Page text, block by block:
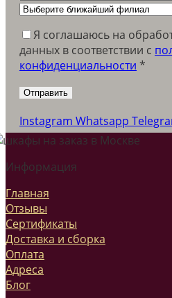
Я соглашаюсь на
данных в соответствии c
конфиденциальности *
Instagram Whatsapp
Информация
Главная
Отзывы
Сертификаты
Доставка и сборка
Оплата
Адреса
Блог